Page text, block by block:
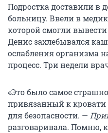
Подростка доставили в
больницу. Ввели в
которой смогли
Денис захлебывался
ослабления организма
процесс. Три недели
«Это было самое
привязанный к
для безопасности. —
разговаривала. Помню,